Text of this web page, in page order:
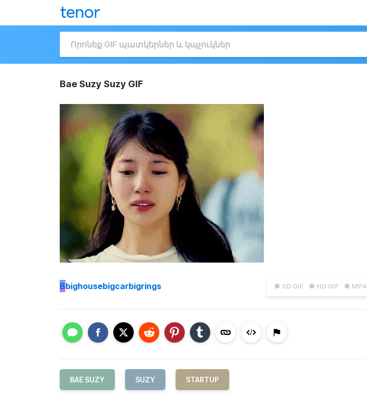
Bae Suzy Suzy GIF
● SD GIF ● HD GIF ● MP4
Bbighousebigcarbigrings
BAE SUZY SUZY STARTUP